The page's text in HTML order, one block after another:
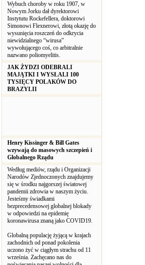
Wybuch choroby w roku 1907, w
Nowym Jorku dał dyrektorowi
Instytutu Rockefellera, doktorowi
Simonowi Flexnerowi, złotą okazję do
wysunięcia roszczeń do odkrycia
niewidzialnego “wirusa”
wywołującego coś, co arbitralnie
nazwano poliomyelitis.
JAK ŻYDZI ODEBRALI
MAJĄTKI I WYSŁALI 100
TYSIĘCY POLAKÓW DO
BRAZYLII
Henry Kissinger & Bill Gates
wzywają do masowych szczepień i
Globalnego Rządu
Według mediów, rządu i Organizacji
Narodów Zjednoczonych znajdujemy
się w środku najgorszej światowej
pandemii zdrowia w naszym życiu.
Jesteśmy świadkami
bezprecedensowej globalnej blokady
w odpowiedzi na epidemię
koronawirusa znaną jako COVID19.
Globalną populację żyjącą w krajach
zachodnich od ponad pokolenia
uczono żyć w ciągłym strachu od 11
września. Zachęcano nas do